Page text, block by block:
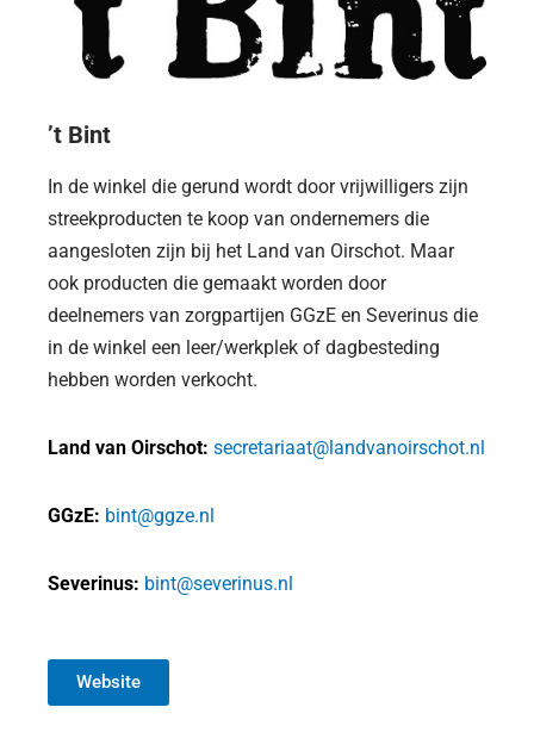
’t Bint
In de winkel die gerund wordt door vrijwilligers zijn
streekproducten te koop van ondernemers die
aangesloten zijn bij het Land van Oirschot. Maar
ook producten die gemaakt worden door
deelnemers van zorgpartijen GGzE en Severinus die
in de winkel een leer/werkplek of dagbesteding
hebben worden verkocht.
Land van Oirschot: secretariaat@landvanoirschot.nl
GGzE: bint@ggze.nl
Severinus: bint@severinus.nl
Website